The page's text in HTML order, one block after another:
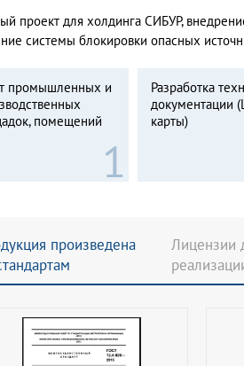
проект для холдинга СИБУР,
системы блокировки опасных
промышленных и
помещений
Разработка
документации
карты)
произведена
Лицензии